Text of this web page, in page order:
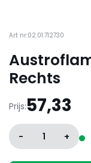
Art nr:02.01.712730
Rechts
Prijs:57,33
- 1 +